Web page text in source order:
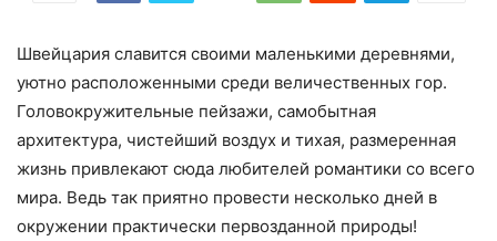
Швейцария славится своими маленькими деревнями,
уютно расположенными среди величественных гор.
Головокружительные пейзажи, самобытная
архитектура, чистейший воздух и тихая, размеренная
жизнь привлекают сюда любителей романтики со всего
мира. Ведь так приятно провести несколько дней в
окружении практически первозданной природы!